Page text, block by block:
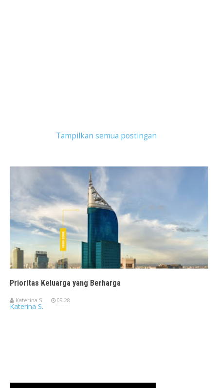
Tampilkan semua postingan
Prioritas Keluarga yang Berharga
Katerina S. 09.28
Katerina S.